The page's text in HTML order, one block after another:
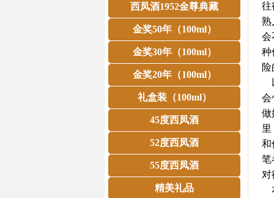
西凤酒1952金尊典藏
金奖50年（100ml）
金奖30年（100ml）
金奖20年（100ml）
礼盒装（100ml）
45度西凤酒
52度西凤酒
55度西凤酒
精美礼品
往
熟
会
种
会
做
里
和
笔
对